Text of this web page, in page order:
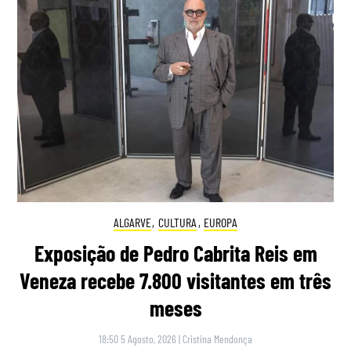
ALGARVE, CULTURA , EUROPA
Exposição de Pedro Cabrita Reis em
Veneza recebe 7.800 visitantes em três
meses
18:50 5 Agosto, 2026 | Cristina Mendonça